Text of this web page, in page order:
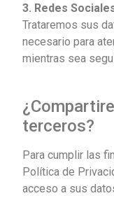
3. Redes
Trataremos sus
necesario para
mientras sea
terceros?
Para cumplir las
Política de
acceso a sus